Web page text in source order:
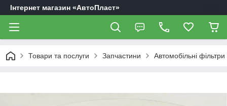
Інтернет магазин «АвтоПласт»
Товари та послуги Запчастини Автомобільні фільтри